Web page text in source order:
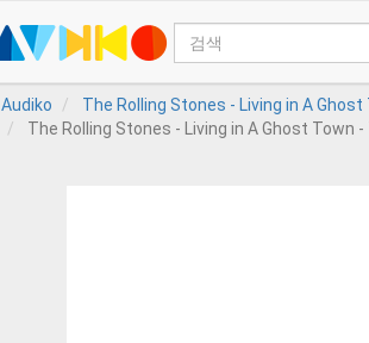
Audiko
The Rolling Stones - Living in A Ghost
The Rolling Stones - Living in A Ghost Town